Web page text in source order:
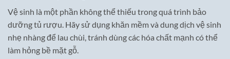
Vệ sinh là một phần không thể thiếu trong quá trình bảo
dưỡng tủ rượu. Hãy sử dụng khăn mềm và dung dịch vệ sinh
nhẹ nhàng để lau chùi, tránh dùng các hóa chất mạnh có thể
làm hỏng bề mặt gỗ.